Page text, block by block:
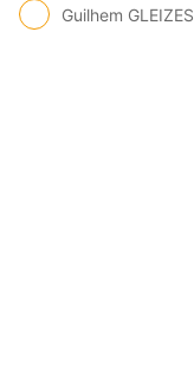
Guilhem GLEIZES